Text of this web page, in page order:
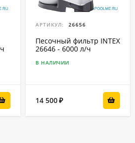
АРТИКУЛ: 26656
Песочный фильтр INTEX
26646 - 6000 л/ч
В НАЛИЧИИ
14 500₽